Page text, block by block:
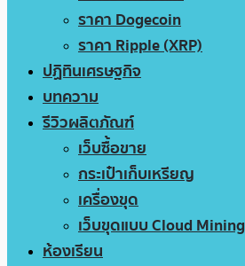
ราคา Dogecoin
ราคา Ripple (XRP)
ปฏิทินเศรษฐกิจ
บทความ
รีวิวผลิตภัณฑ์
เว็บซื้อขาย
กระเป๋าเก็บเหรียญ
เครื่องขุด
เว็บขุดแบบ Cloud Mining
ห้องเรียน